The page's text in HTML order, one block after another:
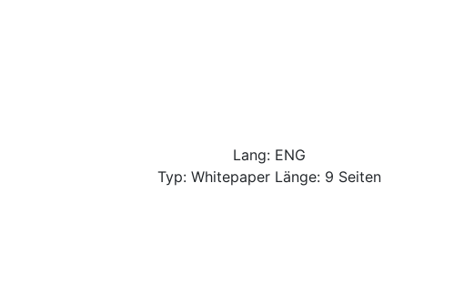
Lang: ENG
Typ: Whitepaper Länge: 9 Seiten